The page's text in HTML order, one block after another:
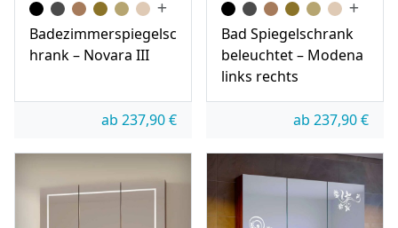
Badezimmerspiegelsc
hrank – Novara III
ab 237,90€
Bad Spiegelschrank
beleuchtet – Modena
links rechts
ab 237,90€